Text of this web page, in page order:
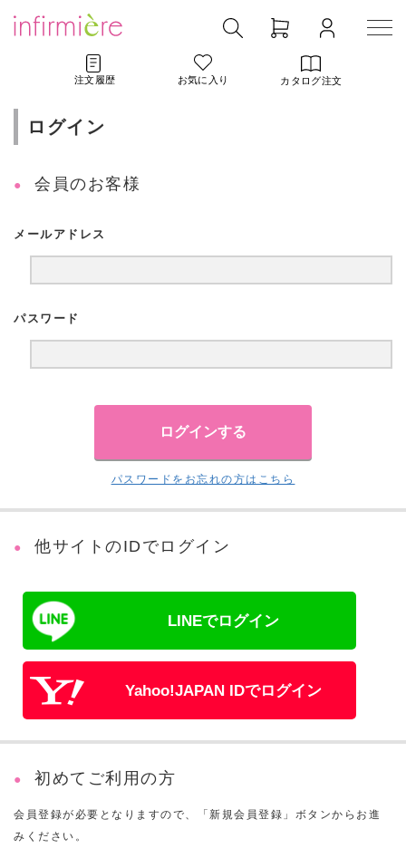
注文履歴 お気に入り カタログ注文
ログイン
会員のお客様
メールアドレス
パスワード
パスワードをお忘れの方はこちら
他サイトのIDでログイン
LINEでログイン
Yahoo!JAPAN IDでログイン
初めてご利用の方
会員登録が必要となりますので、「新規会員登録」ボタンからお進
みください。